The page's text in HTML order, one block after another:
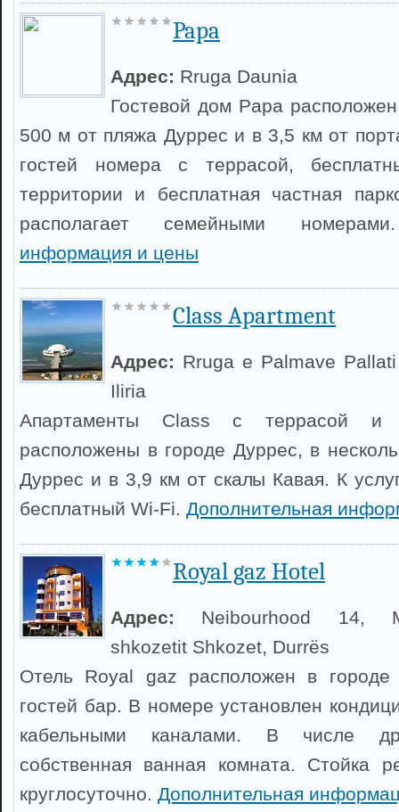
Papa
Адрес: Rruga Daunia
Гостевой дом Papa
500 м от пляжа Дуррес и в 3,5 км от
гостей номера с террасой,
территории и бесплатная частная
располагает семейными
информация и цены
Class Apartment
Адрес: Rruga e Palmave
Iliria
Апартаменты Class с террасой
расположены в городе Дуррес, в
Дуррес и в 3,9 км от скалы Кавая. К
бесплатный Wi-Fi. Дополнительная
Royal gaz Hotel
Адрес: Neibourhood 14,
shkozetit Shkozet, Durrës
Отель Royal gaz расположен в городе
гостей бар. В номере установлен
кабельными каналами. В числе
собственная ванная комната. Стойка
круглосуточно. Дополнительная